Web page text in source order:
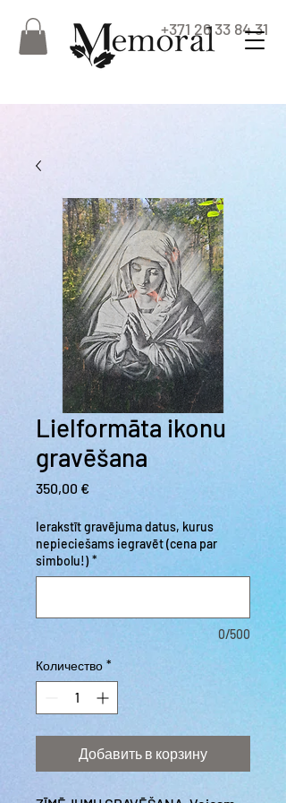
+371 26 33 84 31
Lielformāta ikonu
gravēšana
350,00 €Цена
Ierakstīt gravējuma datus, kurus
nepieciešams iegravēt (cena par
simbolu!) *
0/500
Количество *
Добавить в корзину